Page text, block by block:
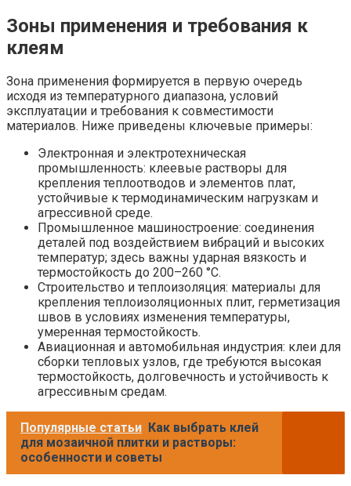
Зоны применения и требования к
клеям
Зона применения формируется в первую очередь
исходя из температурного диапазона, условий
эксплуатации и требования к совместимости
материалов. Ниже приведены ключевые примеры:
Электронная и электротехническая
промышленность: клеевые растворы для
крепления теплоотводов и элементов плат,
устойчивые к термодинамическим нагрузкам и
агрессивной среде.
Промышленное машиностроение: соединения
деталей под воздействием вибраций и высоких
температур; здесь важны ударная вязкость и
термостойкость до 200–260 °C.
Строительство и теплоизоляция: материалы для
крепления теплоизоляционных плит, герметизация
швов в условиях изменения температуры,
умеренная термостойкость.
Авиационная и автомобильная индустрия: клеи для
сборки тепловых узлов, где требуются высокая
термостойкость, долговечность и устойчивость к
агрессивным средам.
Популярные статьи Как выбрать клей
для мозаичной плитки и растворы:
особенности и советы